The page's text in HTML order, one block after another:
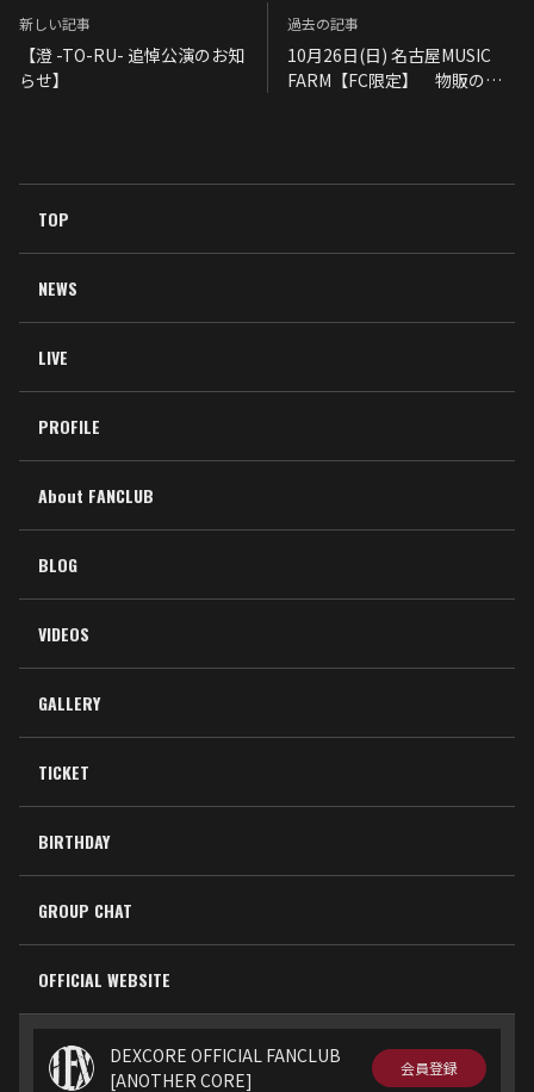
ハートを送りました
1
ash
ash
ハートを送りました
新しい記事
【澄 -TO-RU- 追悼公演のお知
らせ】
過去の記事
10月26日(日) 名古屋MUSIC
FARM【FC限定】 物販のご
TOP
NEWS
LIVE
PROFILE
About FANCLUB
BLOG
VIDEOS
GALLERY
TICKET
BIRTHDAY
GROUP CHAT
OFFICIAL WEBSITE
DEXCORE OFFICIAL FANCLUB
[ANOTHER CORE]
会員登録